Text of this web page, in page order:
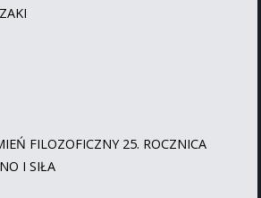
FILOZOFICZNY 25. ROCZNICA
I SIŁA